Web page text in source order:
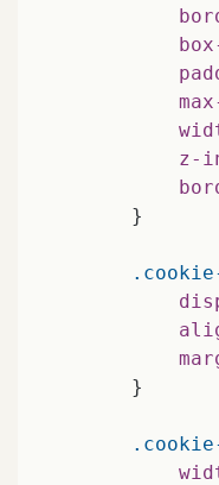
z-
        }
        }